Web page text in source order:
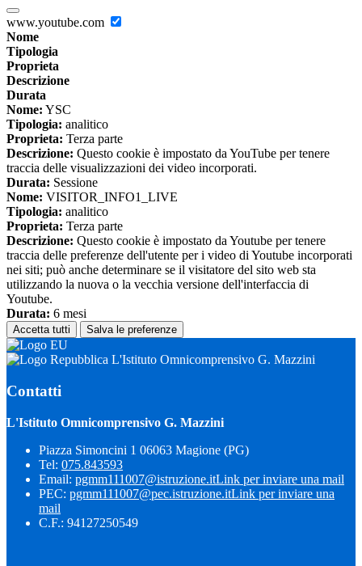
www.youtube.com
Nome
Tipologia
Proprieta
Descrizione
Durata
Nome: YSC
Tipologia: analitico
Proprieta: Terza parte
Descrizione: Questo cookie è impostato da YouTube per tenere
traccia delle visualizzazioni dei video incorporati.
Durata: Sessione
Nome: VISITOR_INFO1_LIVE
Tipologia: analitico
Proprieta: Terza parte
Descrizione: Questo cookie è impostato da Youtube per tenere
traccia delle preferenze dell'utente per i video di Youtube incorporati
nei siti; può anche determinare se il visitatore del sito web sta
utilizzando la nuova o la vecchia versione dell'interfaccia di
Youtube.
Durata: 6 mesi
Accetta tutti Salva le preferenze
L'Istituto Omnicomprensivo G. Mazzini
Contatti
L'Istituto Omnicomprensivo G. Mazzini
Piazza Simoncini 1 06063 Magione (PG)
Tel: 075.843593
Email: pgmm111007@istruzione.itLink per inviare una mail
PEC: pgmm111007@pec.istruzione.itLink per inviare una
mail
C.F.: 94127250549